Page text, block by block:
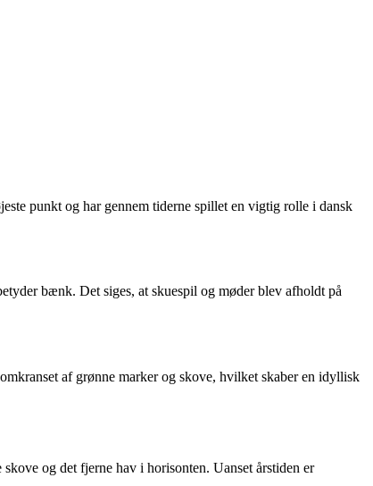
punkt og har gennem tiderne spillet en vigtig rolle i dansk
bænk. Det siges, at skuespil og møder blev afholdt på
af grønne marker og skove, hvilket skaber en idyllisk
og det fjerne hav i horisonten. Uanset årstiden er